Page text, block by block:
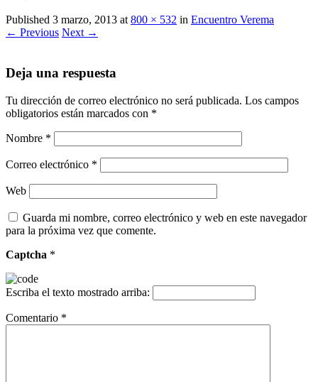
Published 3 marzo, 2013 at 800 × 532 in Encuentro Verema
← Previous Next →
Deja una respuesta
Tu dirección de correo electrónico no será publicada. Los campos
obligatorios están marcados con *
Nombre *
Correo electrónico *
Web
Guarda mi nombre, correo electrónico y web en este navegador
para la próxima vez que comente.
Captcha *
Escriba el texto mostrado arriba:
Comentario *